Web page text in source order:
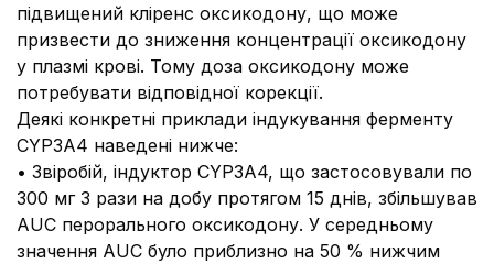
підвищений кліренс оксикодону, що може
призвести до зниження концентрації оксикодону
у плазмі крові. Тому доза оксикодону може
потребувати відповідної корекції.
Деякі конкретні приклади індукування ферменту
CYP3A4 наведені нижче:
• Звіробій, індуктор CYP3A4, що застосовували по
300 мг 3 рази на добу протягом 15 днів, збільшував
AUC перорального оксикодону. У середньому
значення AUC було приблизно на 50 % нижчим